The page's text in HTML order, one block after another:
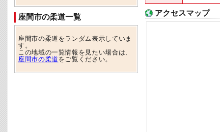
アクセスマップ
座間市の柔道一覧
座間市の柔道をランダム表示していま
す。
この地域の一覧情報を見たい場合は、
座間市の柔道 をご覧ください。